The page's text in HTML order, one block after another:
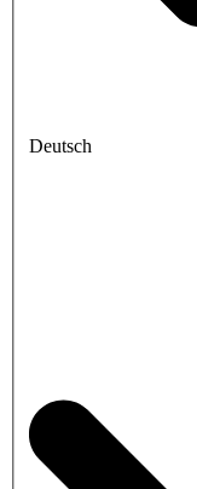
Deutsch